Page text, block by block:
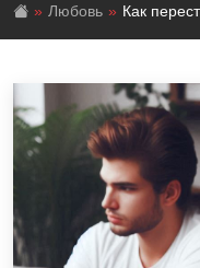
Любовь Как перестать